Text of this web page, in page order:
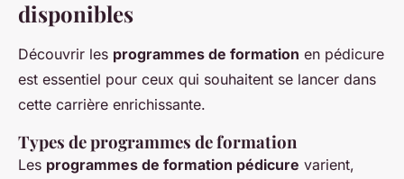
disponibles
Découvrir les programmes de formation en pédicure
est essentiel pour ceux qui souhaitent se lancer dans
cette carrière enrichissante.
Types de programmes de formation
Les programmes de formation pédicure varient,